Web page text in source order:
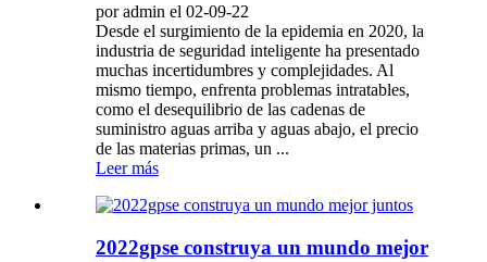
por admin el 02-09-22
Desde el surgimiento de la epidemia en 2020, la
industria de seguridad inteligente ha presentado
muchas incertidumbres y complejidades. Al
mismo tiempo, enfrenta problemas intratables,
como el desequilibrio de las cadenas de
suministro aguas arriba y aguas abajo, el precio
de las materias primas, un ...
Leer más
2022gpse construya un mundo mejor